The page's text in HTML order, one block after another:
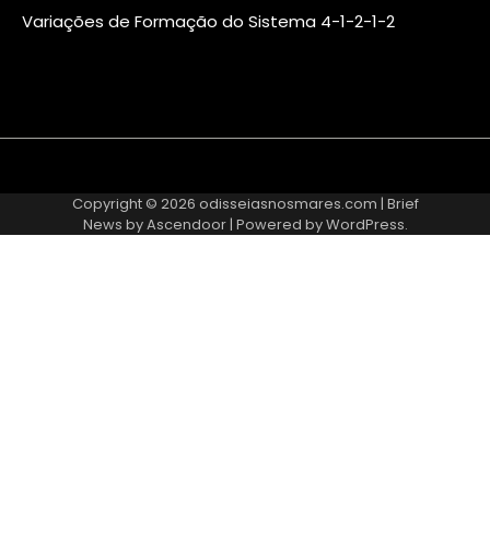
Variações de Formação do Sistema 4-1-2-1-2
Us
Us
Policy
Policy
and
Conditions
Copyright © 2026 odisseiasnosmares.com | Brief
News byAscendoor| Powered byWordPress.